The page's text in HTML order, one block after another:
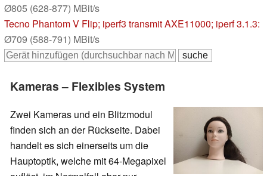
Ø805 (628-877) MBit/s
Tecno Phantom V Flip; iperf3 transmit AXE11000; iperf 3.1.3:
Ø709 (588-791) MBit/s
Kameras – Flexibles System
Zwei Kameras und ein Blitzmodul
finden sich an der Rückseite. Dabei
handelt es sich einerseits um die
Hauptoptik, welche mit 64-Megapixel